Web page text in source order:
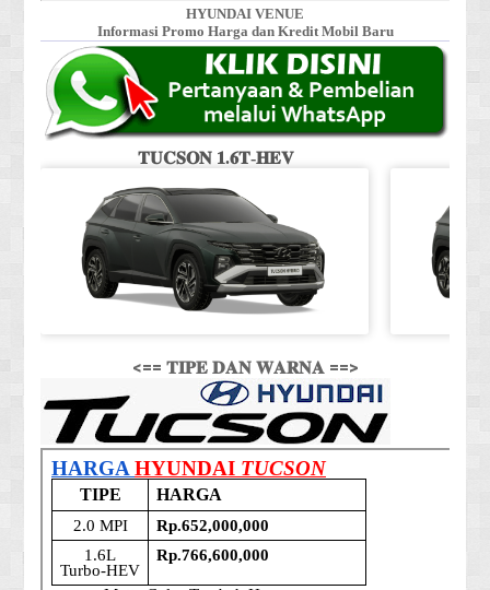
HYUNDAI VENUE
Informasi Promo Harga dan Kredit Mobil Baru
𝐓𝐔𝐂𝐒𝐎𝐍 𝟏.𝟔𝐓-𝐇𝐄𝐕
<== 𝐓𝐈𝐏𝐄 𝐃𝐀𝐍 𝐖𝐀𝐑𝐍𝐀 ==>